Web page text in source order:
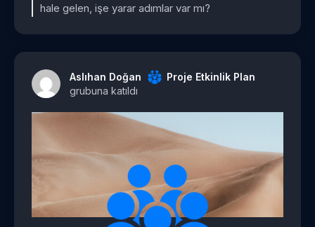
hale gelen, işe yarar adımlar var mı?
Aslıhan Doğan
Proje Etkinlik Plan
grubuna katıldı